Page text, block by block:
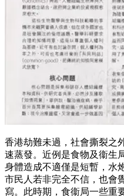
香港劫難未過，社會撕裂之
速蒸發。近例是食物及衞生
身體造成不適僅是短暫，水
市民人若非完全不信，也會
寫。此時期，食衞局一些重